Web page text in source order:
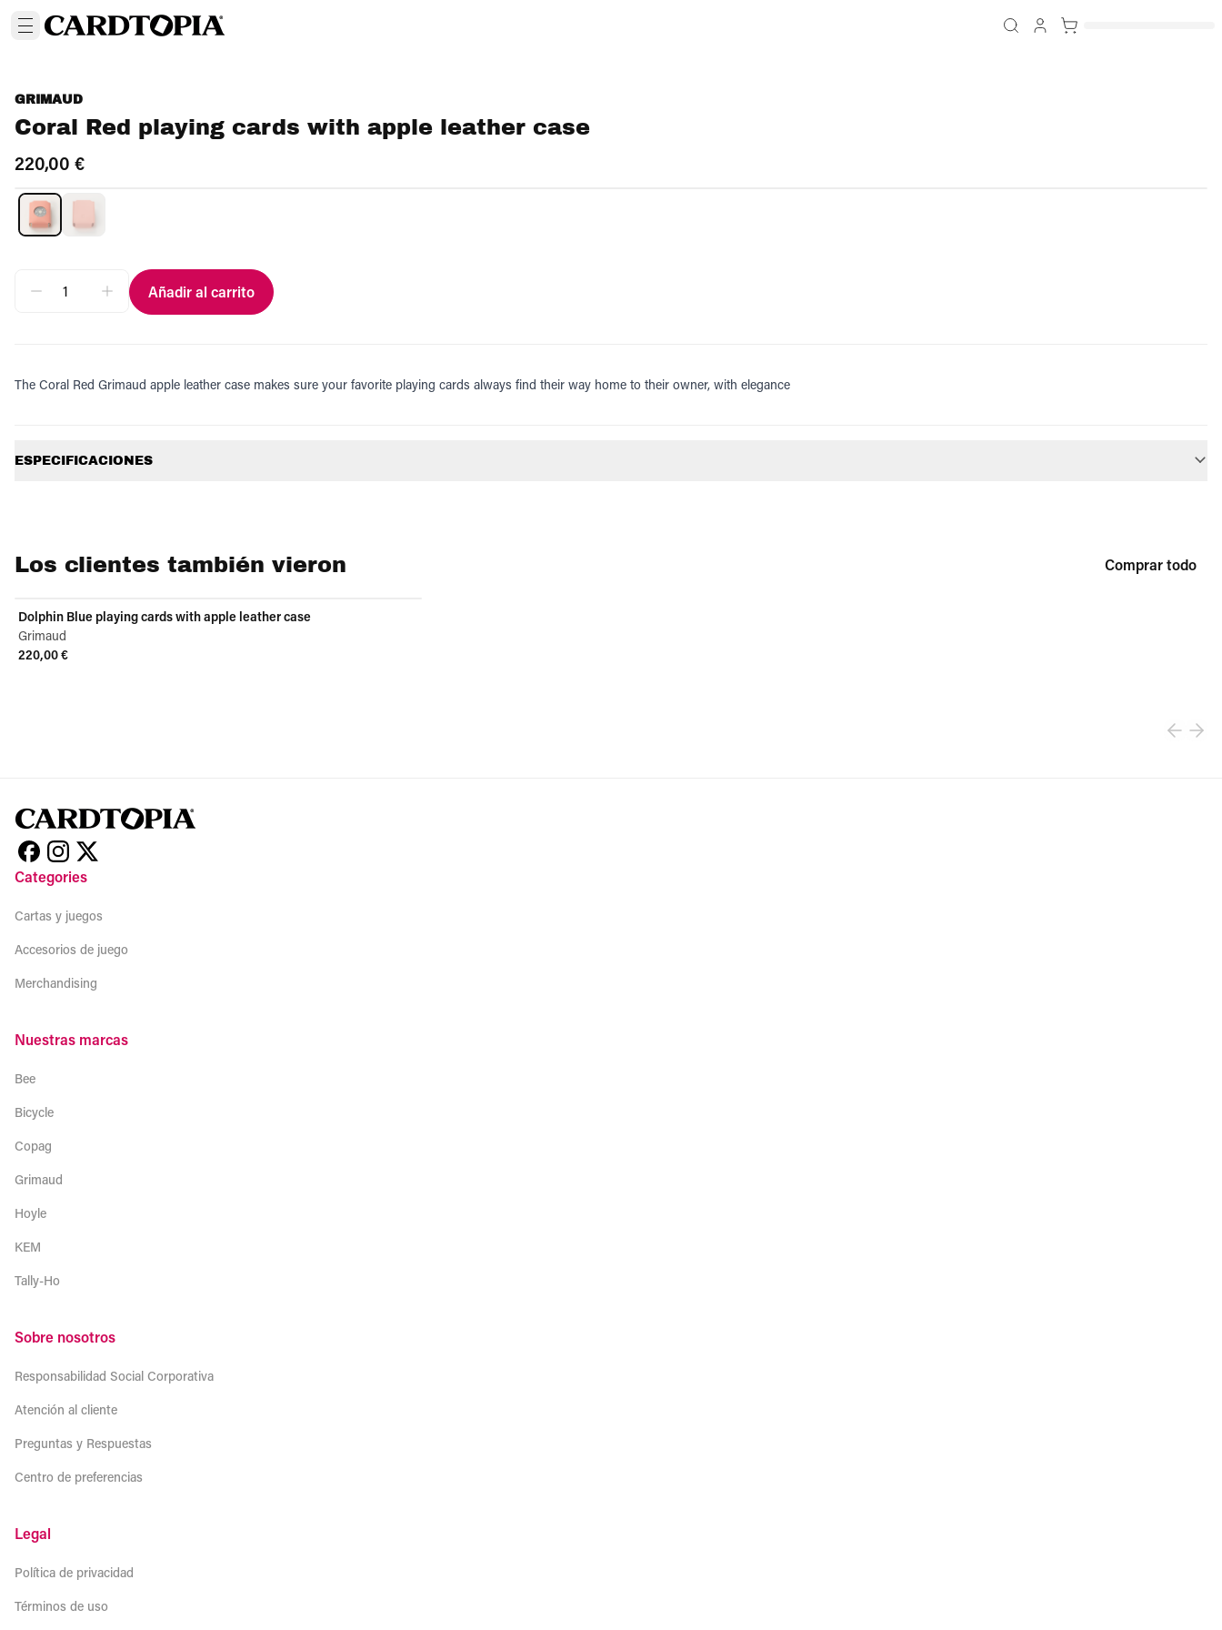
GRIMAUD
Coral Red playing cards with apple leather case
220,00 €
Añadir al carrito
The Coral Red Grimaud apple leather case makes sure your favorite playing cards always find their way home to their owner, with elegance
ESPECIFICACIONES
Los clientes también vieron Comprar todo
Dolphin Blue playing cards with apple leather case
Grimaud
220,00 €
Categories
Cartas y juegos
Accesorios de juego
Merchandising
Nuestras marcas
Bee
Bicycle
Copag
Grimaud
Hoyle
KEM
Tally-Ho
Sobre nosotros
Responsabilidad Social Corporativa
Atención al cliente
Preguntas y Respuestas
Centro de preferencias
Legal
Política de privacidad
Términos de uso